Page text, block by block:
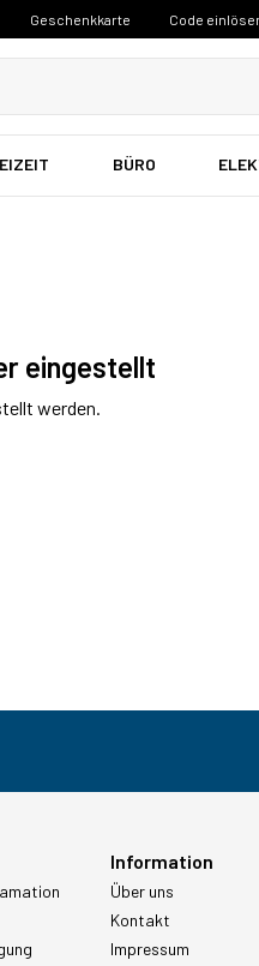
Geschenkkarte Code
BÜRO
eingestellt
werden.
Information
Über uns
Kontakt
Impressum